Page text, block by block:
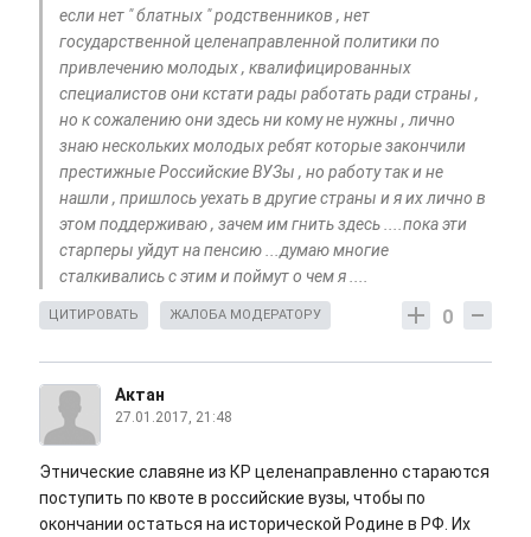
если нет " блатных " родственников , нет
государственной целенаправленной политики по
привлечению молодых , квалифицированных
специалистов они кстати рады работать ради страны ,
но к сожалению они здесь ни кому не нужны , лично
знаю нескольких молодых ребят которые закончили
престижные Российские ВУЗы , но работу так и не
нашли , пришлось уехать в другие страны и я их лично в
этом поддерживаю , зачем им гнить здесь ....пока эти
старперы уйдут на пенсию ...думаю многие
сталкивались с этим и поймут о чем я ....
0
ЦИТИРОВАТЬ ЖАЛОБА МОДЕРАТОРУ
Актан
27.01.2017, 21:48
Этнические славяне из КР целенаправленно стараются
поступить по квоте в российские вузы, чтобы по
окончании остаться на исторической Родине в РФ. Их